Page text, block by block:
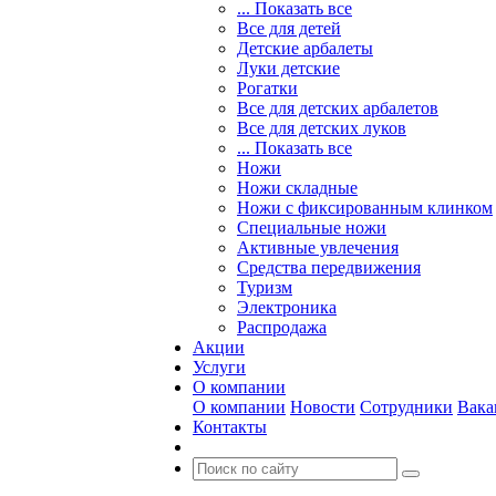
... Показать все
Все для детей
Детские арбалеты
Луки детские
Рогатки
Все для детских арбалетов
Все для детских луков
... Показать все
Ножи
Ножи складные
Ножи с фиксированным клинком
Специальные ножи
Активные увлечения
Средства передвижения
Туризм
Электроника
Распродажа
Акции
Услуги
О компании
О компании Новости Сотрудники
Контакты